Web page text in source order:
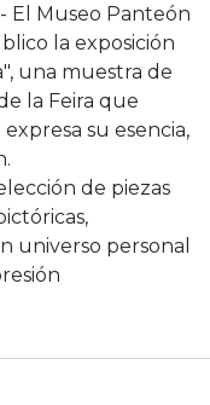
El Museo Panteón
la exposición
una muestra de
la Feira que
su esencia,
de piezas
universo personal